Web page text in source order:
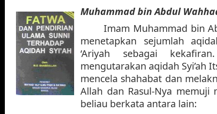
Muhammad bin Abdul
Imam Muhammad bin
menetapkan sejumlah
‘Ariyah sebagai
mengutarakan aqidah Syi’ah
mencela shahabat dan
Allah dan Rasul-Nya memuji
beliau berkata antara lain: